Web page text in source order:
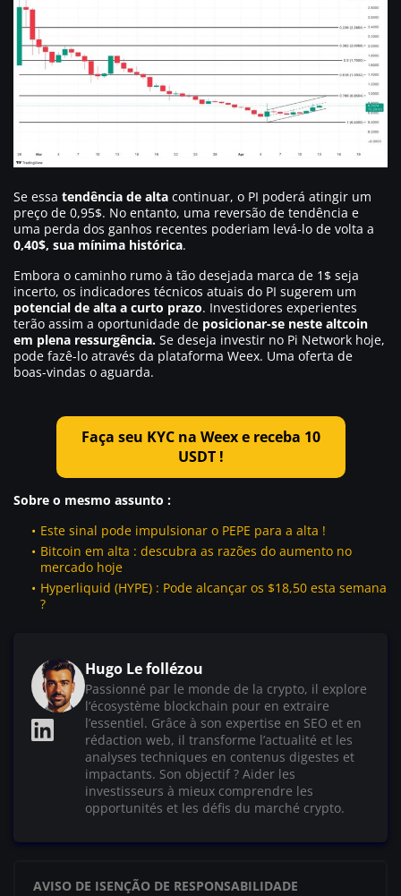
Se essa tendência de alta continuar, o PI poderá atingir um
preço de 0,95$. No entanto, uma reversão de tendência e
uma perda dos ganhos recentes poderiam levá-lo de volta a
0,40$, sua mínima histórica.
Embora o caminho rumo à tão desejada marca de 1$ seja
incerto, os indicadores técnicos atuais do PI sugerem um
potencial de alta a curto prazo. Investidores experientes
terão assim a oportunidade de posicionar-se neste altcoin
em plena ressurgência. Se deseja investir no Pi Network hoje,
pode fazê-lo através da plataforma Weex. Uma oferta de
boas-vindas o aguarda.
Faça seu KYC na Weex e receba 10
USDT !
Sobre o mesmo assunto :
Este sinal pode impulsionar o PEPE para a alta !
Bitcoin em alta : descubra as razões do aumento no
mercado hoje
Hyperliquid (HYPE) : Pode alcançar os $18,50 esta semana
?
Hugo Le follézou
Passionné par le monde de la crypto, il explore
l’écosystème blockchain pour en extraire
l’essentiel. Grâce à son expertise en SEO et en
rédaction web, il transforme l’actualité et les
analyses techniques en contenus digestes et
impactants. Son objectif ? Aider les
investisseurs à mieux comprendre les
opportunités et les défis du marché crypto.
AVISO DE ISENÇÃO DE RESPONSABILIDADE